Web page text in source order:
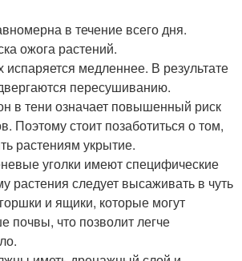
в течение всего дня.
ожога растений.
испаряется медленнее. В результате
пересушиванию.
в тени означает повышенный риск
Поэтому стоит позаботиться о том,
растениям укрытие.
уголки имеют специфические
растения следует высаживать в чуть
и ящики, которые могут
почвы, что позволит легче